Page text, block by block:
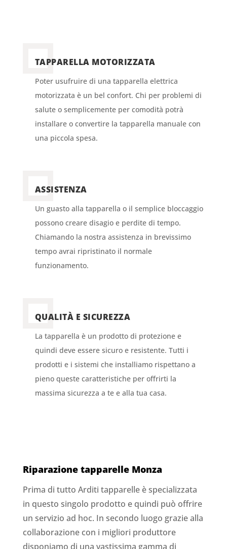
TAPPARELLA MOTORIZZATA
Poter usufruire di una tapparella elettrica
motorizzata è un bel confort. Chi per problemi di
salute o semplicemente per comodità potrà
installare o convertire la tapparella manuale con
una piccola spesa.
ASSISTENZA
Un guasto alla tapparella o il semplice bloccaggio
possono creare disagio e perdite di tempo.
Chiamando la nostra assistenza in brevissimo
tempo avrai ripristinato il normale
funzionamento.
QUALITÀ E SICUREZZA
La tapparella è un prodotto di protezione e
quindi deve essere sicuro e resistente. Tutti i
prodotti e i sistemi che installiamo rispettano a
pieno queste caratteristiche per offrirti la
massima sicurezza a te e alla tua casa.
Riparazione tapparelle Monza
Prima di tutto Arditi tapparelle è specializzata
in questo singolo prodotto e quindi può offrire
un servizio ad hoc. In secondo luogo grazie alla
collaborazione con i migliori produttore
disponiamo di una vastissima gamma di